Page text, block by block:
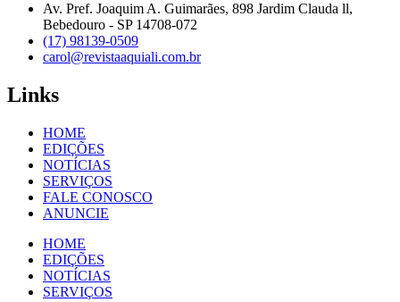
Av. Pref. Joaquim A. Guimarães, 898 Jardim Clauda ll,
Bebedouro - SP 14708-072
(17) 98139-0509
carol@revistaaquiali.com.br
Links
HOME
EDIÇÕES
NOTÍCIAS
SERVIÇOS
FALE CONOSCO
ANUNCIE
HOME
EDIÇÕES
NOTÍCIAS
SERVIÇOS